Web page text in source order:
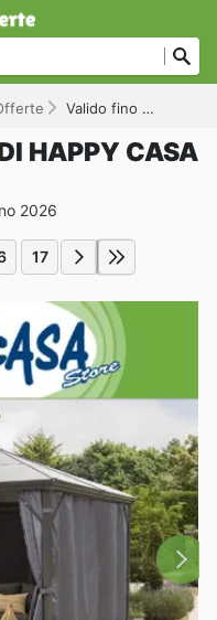
Valido fino a 06/06/2026
HAPPY CASA
2026
17